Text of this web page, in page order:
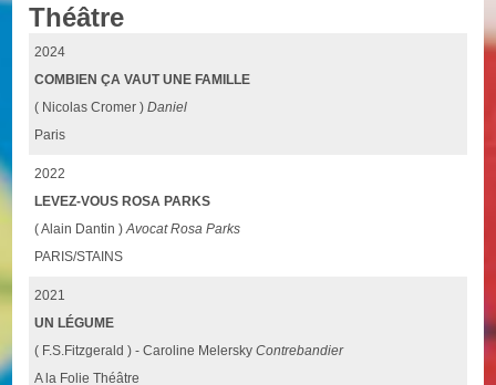
Théâtre
2024
COMBIEN ÇA VAUT UNE FAMILLE
( Nicolas Cromer )Daniel
Paris
2022
LEVEZ-VOUS ROSA PARKS
( Alain Dantin )Avocat Rosa Parks
PARIS/STAINS
2021
UN LÉGUME
( F.S.Fitzgerald ) - Caroline MelerskyContrebandier
A la Folie Théâtre